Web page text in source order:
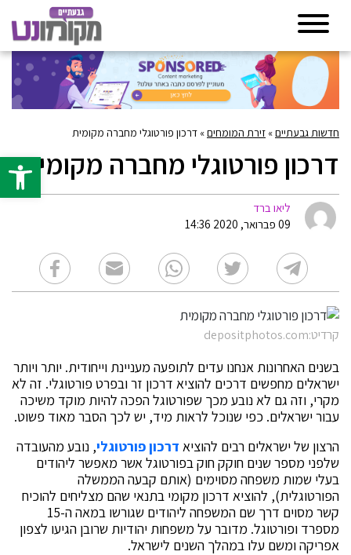
פתח
חדשות גבעתיים» זירת המומחים» דרכון פורטוגלי מחברה מקומית
דרכון פורטוגלי מחברה מקומית
ליאו ברד
09 פברואר, 2020 14:36
קרדיט:depositphotos.com
בשנים האחרונות אנחנו עדים לתופעה מעניינת וייחודית. יותר ויותר
ישראלים מחפשים דרכים להוציא דרכון זר ובפרט פורטוגלי. זה לא
מקרי, וזה גם לא נובע מכך שפורטוגל הפכה להיות מוקד משיכה
עבור ישראלים. כפי שנוכל לראות מיד, יש לכך הסבר מאוד פשוט.
הרצון של ישראלים רבים להוציא דרכון פורטוגלי, נובע מהעובדה
שלפני מספר שנים חוקק חוק בפורטוגל אשר מאפשר ליהודים
בעלי שמות משפחה מסוימים (אותם קבעה הממשלה
הפורטוגלית), להוציא דרכון מקומי בתנאי שהם מצליחים להוכיח
קשר מסוים דרך שם המשפחה ליהודים שגורשו במאה ה-15
מספרד ופורטוגל. מדובר על משפחות יהודיות שרובן הגיעו לצפון
אפריקה ומשם עלו במהלך השנים לישראל.